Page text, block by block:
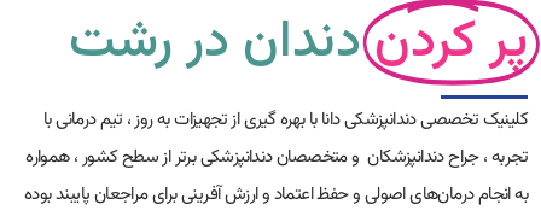
پر کردندندان در رشت
کلینیک تخصصی دندانپزشکی دانا با بهره گیری از تجهیزات به روز ، تیم درمانی با
تجربه ، جراح دندانپزشکان و متخصصان دندانپزشکی برتر از سطح کشور ، همواره
به انجام درمان‌های اصولی و حفظ اعتماد و ارزش آفرینی برای مراجعان پایبند بوده